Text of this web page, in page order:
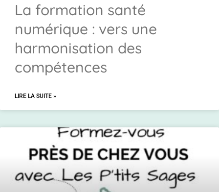
La formation santé
numérique : vers une
harmonisation des
compétences
LIRE LA SUITE »